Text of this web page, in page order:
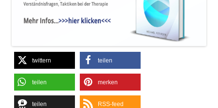
twittern teilen
teilen merken
teilen RSS-feed